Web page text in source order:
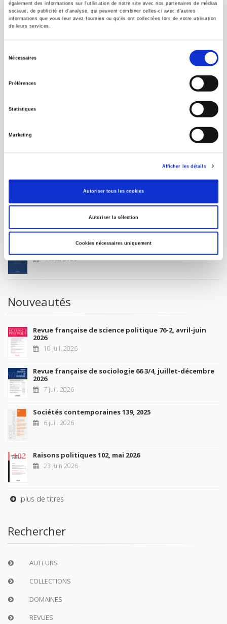
également des informations sur l'utilisation de notre site avec nos partenaires de médias
sociaux, de publicité et d'analyse, qui peuvent combiner celles-ci avec d'autres
informations que vous leur avez fournies ou qu'ils ont collectées lors de votre utilisation
de leurs services.
Nécessaires
Préférences
Statistiques
Marketing
Afficher les détails
Autoriser tous les cookies
Autoriser la sélection
Cookies nécessaires uniquement
Maison d'édition dédiée aux sciences humaines et sociales, les
Presses de Sciences Po participent depuis leur création en 1976
FOREIGN RIGHTS
POUR LES LIBRAIRES
La France et l'Union européenne
4 sept. 2026
Nouveautés
Revue française de science politique 76-2, avril-juin
2026
10 juil. 2026
Revue française de sociologie 66 3/4, juillet-décembre
2026
7 juil. 2026
Sociétés contemporaines 139, 2025
6 juil. 2026
Raisons politiques 102, mai 2026
23 juin 2026
plus de titres
Rechercher
AUTEURS
COLLECTIONS
DOMAINES
REVUES